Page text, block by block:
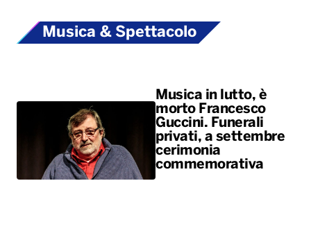
Musica & Spettacolo
Musica in lutto, è
morto Francesco
Guccini. Funerali
privati, a settembre
cerimonia
commemorativa